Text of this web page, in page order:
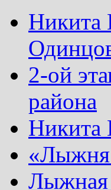
Никита
2-ой
района
Никита
«Лыжня
Лыжная